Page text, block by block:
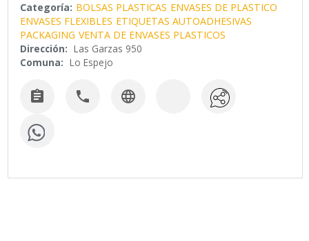
Categoría: BOLSAS PLASTICAS ENVASES DE PLASTICO
ENVASES FLEXIBLES ETIQUETAS AUTOADHESIVAS
PACKAGING VENTA DE ENVASES PLASTICOS
Dirección: Las Garzas 950
Comuna: Lo Espejo
  